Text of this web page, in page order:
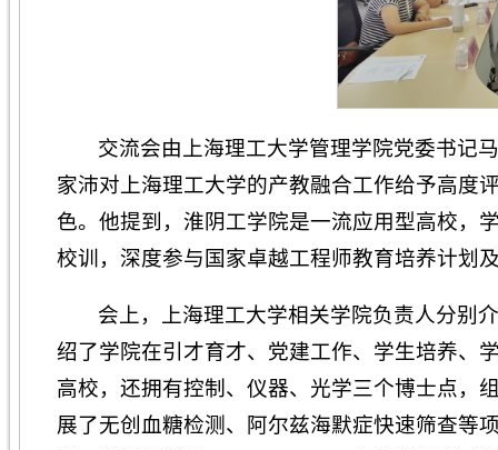
交流会由上海理工大学管理学院党委书记
家沛对上海理工大学的产教融合工作给予高度
色。他提到，淮阴工学院是一流应用型高校，
校训，深度参与国家卓越工程师教育培养计划
会上，上海理工大学相关学院负责人分别
绍了学院在引才育才、党建工作、学生培养、
高校，还拥有控制、仪器、光学三个博士点，
展了无创血糖检测、阿尔兹海默症快速筛查等